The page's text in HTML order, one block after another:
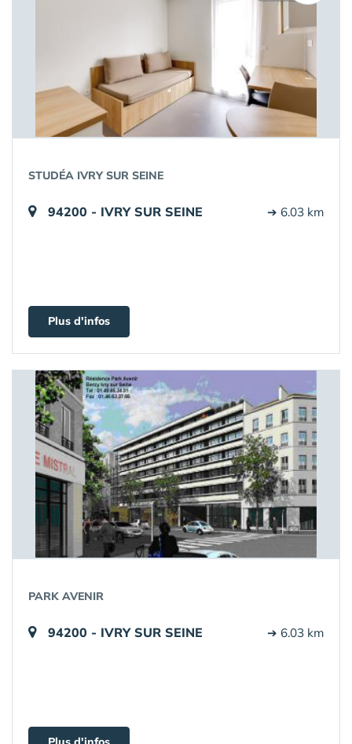
STUDÉA IVRY SUR SEINE
94200 - IVRY SUR SEINE ➔ 6.03 km
Plus d'infos
PARK AVENIR
94200 - IVRY SUR SEINE ➔ 6.03 km